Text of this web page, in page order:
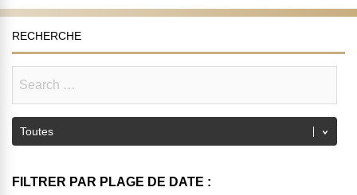
RECHERCHE
FILTRER PAR PLAGE DE DATE :